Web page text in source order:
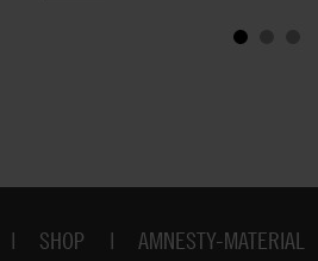
SHOP AMNESTY-MATERIAL